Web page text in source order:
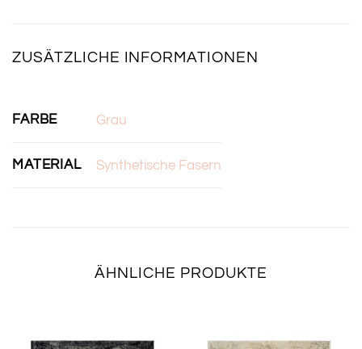
ZUSÄTZLICHE INFORMATIONEN
FARBE Grau
MATERIAL Synthetische Fasern
ÄHNLICHE PRODUKTE